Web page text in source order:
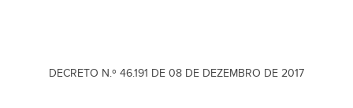
DECRETO N.º 46.191 DE 08 DE DEZEMBRO DE 2017